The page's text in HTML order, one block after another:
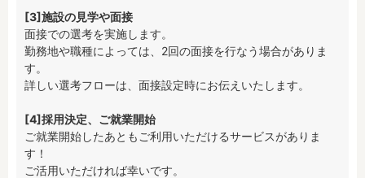
[3]施設の見学や面接
面接での選考を実施します。
勤務地や職種によっては、2回の面接を行なう場合がありま
す。
詳しい選考フローは、面接設定時にお伝えいたします。
[4]採用決定、ご就業開始
ご就業開始したあともご利用いただけるサービスがありま
す！
ご活用いただければ幸いです。